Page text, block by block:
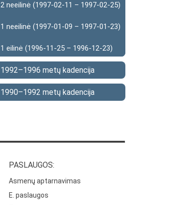
2 neeilinė (1997-02-11 – 1997-02-25)
1 neeilinė (1997-01-09 – 1997-01-23)
1 eilinė (1996-11-25 – 1996-12-23)
1992–1996 metų kadencija
1990–1992 metų kadencija
PASLAUGOS:
Asmenų aptarnavimas
E. paslaugos